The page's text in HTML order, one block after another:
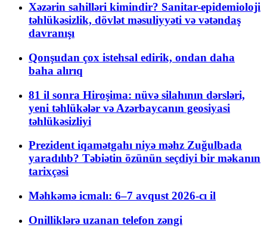
Xəzərin sahilləri kimindir? Sanitar-epidemioloji
təhlükəsizlik, dövlət məsuliyyəti və vətəndaş
davranışı
Qonşudan çox istehsal edirik, ondan daha
baha alırıq
81 il sonra Hiroşima: nüvə silahının dərsləri,
yeni təhlükələr və Azərbaycanın geosiyasi
təhlükəsizliyi
Prezident iqamətgahı niyə məhz Zuğulbada
yaradılıb? Təbiətin özünün seçdiyi bir məkanın
tarixçəsi
Məhkəmə icmalı: 6–7 avqust 2026-cı il
Onilliklərə uzanan telefon zəngi